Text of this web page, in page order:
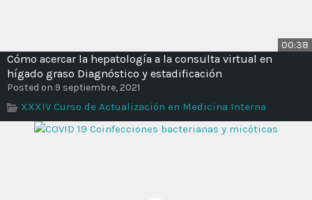
00:38
Cómo acercar la hepatología a la consulta virtual en
hígado graso Diagnóstico y estadificación
Posted on 9 septiembre, 2021
XXXIV Curso de Actualización en Medicina Interna